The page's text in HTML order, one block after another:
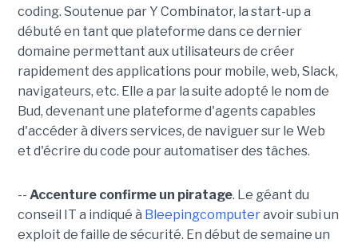
coding. Soutenue par Y Combinator, la start-up a
débuté en tant que plateforme dans ce dernier
domaine permettant aux utilisateurs de créer
rapidement des applications pour mobile, web, Slack,
navigateurs, etc. Elle a par la suite adopté le nom de
Bud, devenant une plateforme d'agents capables
d'accéder à divers services, de naviguer sur le Web
et d'écrire du code pour automatiser des tâches.
-- Accenture confirme un piratage. Le géant du
conseil IT a indiqué à Bleepingcomputeravoir subi un
exploit de faille de sécurité. En début de semaine un